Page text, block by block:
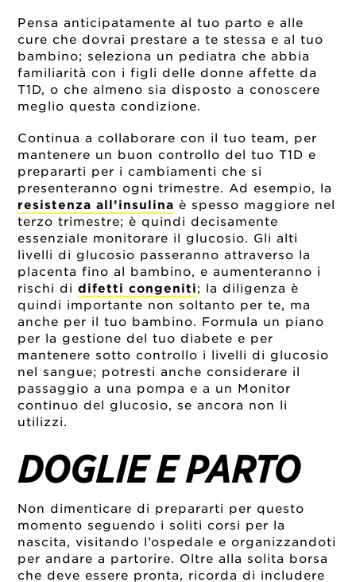
Pensa anticipatamente al tuo parto e alle
cure che dovrai prestare a te stessa e al tuo
bambino; seleziona un pediatra che abbia
familiarità con i figli delle donne affette da
T1D, o che almeno sia disposto a conoscere
meglio questa condizione.
Continua a collaborare con il tuo team, per
mantenere un buon controllo del tuo T1D e
prepararti per i cambiamenti che si
presenteranno ogni trimestre. Ad esempio, la
resistenza all’insulina è spesso maggiore nel
terzo trimestre; è quindi decisamente
essenziale monitorare il glucosio. Gli alti
livelli di glucosio passeranno attraverso la
placenta fino al bambino, e aumenteranno i
rischi didifetti congeniti; la diligenza è
quindi importante non soltanto per te, ma
anche per il tuo bambino. Formula un piano
per la gestione del tuo diabete e per
mantenere sotto controllo i livelli di glucosio
nel sangue; potresti anche considerare il
passaggio a una pompa e a un Monitor
continuo del glucosio, se ancora non li
utilizzi.
DOGLIE E PARTO
Non dimenticare di prepararti per questo
momento seguendo i soliti corsi per la
nascita, visitando l’ospedale e organizzandoti
per andare a partorire. Oltre alla solita borsa
che deve essere pronta, ricorda di includere